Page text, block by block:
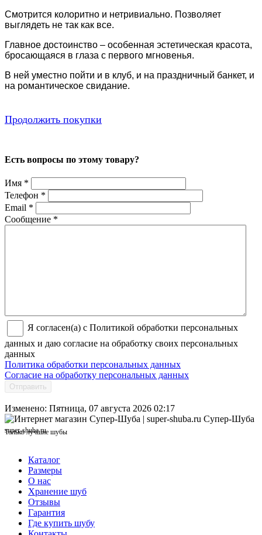
Смотрится колоритно и нетривиально. Позволяет
выглядеть не так как все.
Главное достоинство – особенная эстетическая красота,
бросающаяся в глаза с первого мгновенья.
В ней уместно пойти и в клуб, и на праздничный банкет, и
на романтическое свидание.
Продолжить покупки
Есть вопросы по этому товару?
Имя *
Телефон *
Email *
Сообщение *
Я согласен(а) с Политикой обработки персональных
данных и даю согласие на обработку своих персональных
данных
Политика обработки персональных данных
Согласие на обработку персональных данных
Отправить
Изменено: Пятница, 07 августа 2026 02:17
Супер-Шуба
super-shuba.ru
Только лучшие шубы
Каталог
Размеры
О нас
Хранение шуб
Отзывы
Гарантия
Где купить шубу